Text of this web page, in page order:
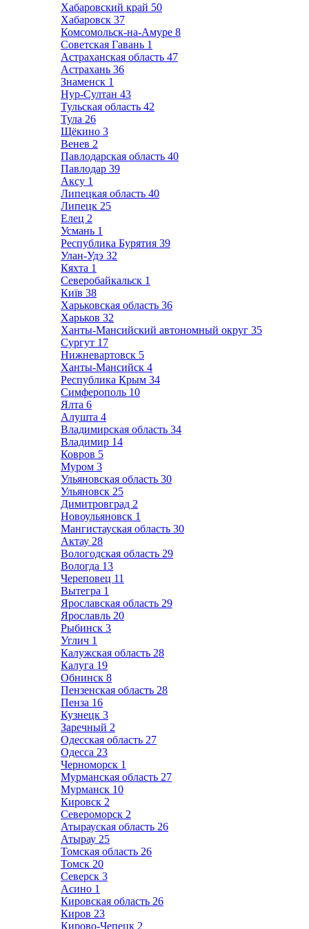
Хабаровский край 50
Хабаровск 37
Комсомольск-на-Амуре 8
Советская Гавань 1
Астраханская область 47
Астрахань 36
Знаменск 1
Нур-Султан 43
Тульская область 42
Тула 26
Щёкино 3
Венев 2
Павлодарская область 40
Павлодар 39
Аксу 1
Липецкая область 40
Липецк 25
Елец 2
Усмань 1
Республика Бурятия 39
Улан-Удэ 32
Кяхта 1
Северобайкальск 1
Київ 38
Харьковская область 36
Харьков 32
Ханты-Мансийский автономный округ 35
Сургут 17
Нижневартовск 5
Ханты-Мансийск 4
Республика Крым 34
Симферополь 10
Ялта 6
Алушта 4
Владимирская область 34
Владимир 14
Ковров 5
Муром 3
Ульяновская область 30
Ульяновск 25
Димитровград 2
Новоульяновск 1
Мангистауская область 30
Актау 28
Вологодская область 29
Вологда 13
Череповец 11
Вытегра 1
Ярославская область 29
Ярославль 20
Рыбинск 3
Углич 1
Калужская область 28
Калуга 19
Обнинск 8
Пензенская область 28
Пенза 16
Кузнецк 3
Заречный 2
Одесская область 27
Одесса 23
Черноморск 1
Мурманская область 27
Мурманск 10
Кировск 2
Североморск 2
Атырауская область 26
Атырау 25
Томская область 26
Томск 20
Северск 3
Асино 1
Кировская область 26
Киров 23
Кирово-Чепецк 2